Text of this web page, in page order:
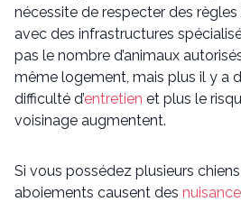
nécessite de respecter des règles
avec des infrastructures
pas le nombre d’animaux
même logement, mais plus il y a
difficulté d’entretien et plus le
voisinage augmentent.
Si vous possédez plusieurs
aboiements causent des